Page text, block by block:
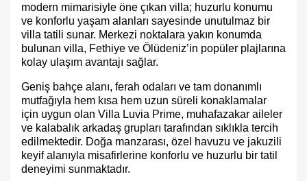
modern mimarisiyle öne çıkan villa; huzurlu konumu
ve konforlu yaşam alanları sayesinde unutulmaz bir
villa tatili sunar. Merkezi noktalara yakın konumda
bulunan villa, Fethiye ve Ölüdeniz’in popüler plajlarına
kolay ulaşım avantajı sağlar.
Geniş bahçe alanı, ferah odaları ve tam donanımlı
mutfağıyla hem kısa hem uzun süreli konaklamalar
için uygun olan Villa Luvia Prime, muhafazakar aileler
ve kalabalık arkadaş grupları tarafından sıklıkla tercih
edilmektedir. Doğa manzarası, özel havuzu ve jakuzili
keyif alanıyla misafirlerine konforlu ve huzurlu bir tatil
deneyimi sunmaktadır.